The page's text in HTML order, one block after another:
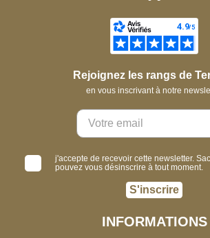
Rejoignez les rangs de
en vous inscrivant à notre
j'accepte de recevoir cette newsletter.
pouvez vous désinscrire à tout moment.
S'inscrire
INFORMATIONS